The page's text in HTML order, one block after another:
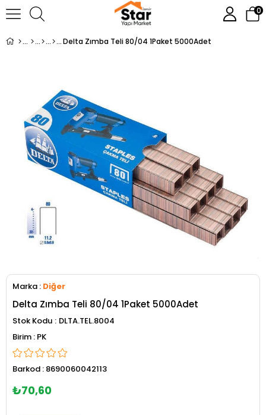
0
Delta Zımba Teli 80/04 1Paket 5000Adet
Marka : Diğer
Delta Zımba Teli 80/04 1Paket 5000Adet
Stok Kodu
DLTA.TEL.8004
PK
Barkod : 8690060042113
₺70,60